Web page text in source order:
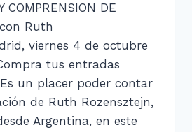
COMPRENSION DE
Ruth
viernes 4 de octubre
tus entradas
un placer poder contar
de Ruth Rozensztejn,
Argentina, en este